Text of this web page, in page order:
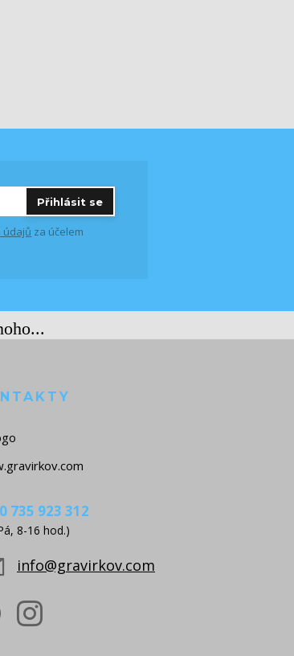
Přihlásit se
údajů za účelem
735 923 312
8-16 hod.)
info@gravirkov.com